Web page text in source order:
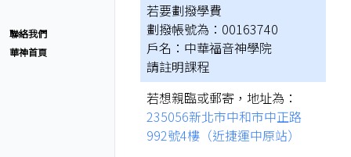
聯絡我們
華神首頁
若要劃撥學費
劃撥帳號為：00163740
戶名：中華福音神學院
請註明課程
若想親臨或郵寄，地址為：
235056新北市中和市中正路
992號4樓（近捷運中原站）